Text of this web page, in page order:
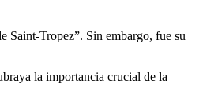
Saint-Tropez”. Sin embargo, fue su
la importancia crucial de la